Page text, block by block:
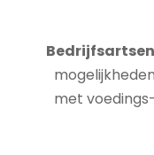
Bedrijfsartsen
met